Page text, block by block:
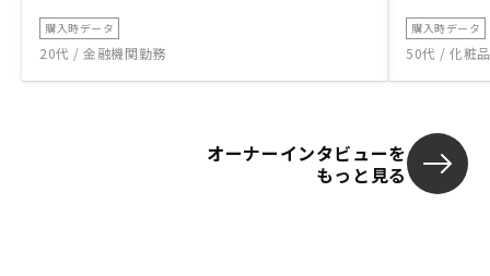
購入時データ
20代 / 金融機関勤務
購入時データ
50代 / 化粧
オーナーインタビューを
もっと見る